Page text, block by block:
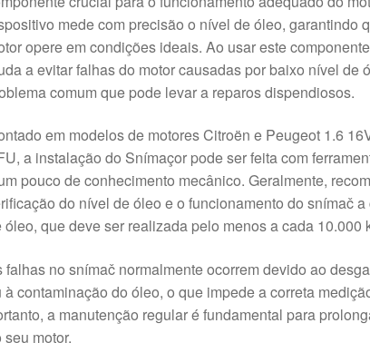
mede com precisão o nível de óleo, garantindo
opere em condições ideais. Ao usar este
a evitar falhas do motor causadas por baixo nível de
comum que pode levar a reparos dispendiosos.
em modelos de motores Citroën e Peugeot 1.6
a instalação do Snímaçor pode ser feita com
pouco de conhecimento mecânico. Geralmente,
do nível de óleo e o funcionamento do snímač a
óleo, que deve ser realizada pelo menos a cada 10.000
falhas no snímač normalmente ocorrem devido ao
à contaminação do óleo, o que impede a correta
a manutenção regular é fundamental para
seu motor.